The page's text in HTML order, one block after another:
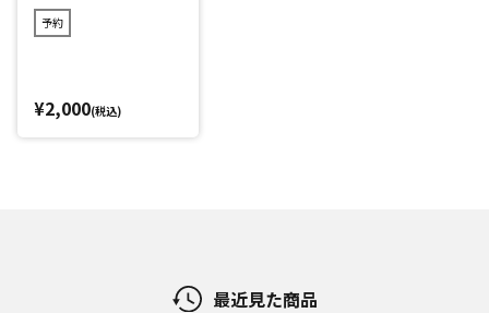
予約
¥2,000(税込)
最近見た商品